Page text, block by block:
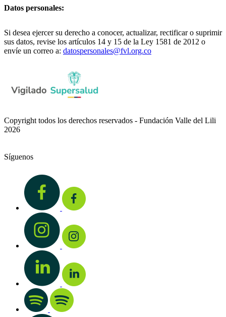
Datos personales:
Si desea ejercer su derecho a conocer, actualizar, rectificar o suprimir
sus datos, revise los artículos 14 y 15 de la Ley 1581 de 2012 o
envíe un correo a: datospersonales@fvl.org.co
Copyright todos los derechos reservados - Fundación Valle del Lili
2026
Síguenos